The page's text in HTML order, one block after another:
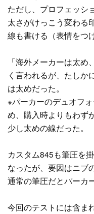
ただし、プロフェッシ
太さがけっこう変わる
線も書ける（表情をつ
「海外メーカーは太
く言われるが、たしか
は太めだった。
※パーカーのデュオフ
め、購入時よりもわず
少し太めの線だった。
カスタム845も筆圧を
なったが、要因はニブ
通常の筆圧だとパーカ
今回のテストには含ま